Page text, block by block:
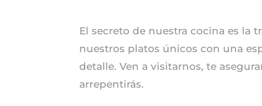
El secreto de nuestra cocina es la
nuestros platos únicos con una
detalle. Ven a visitarnos, te
arrepentirás.